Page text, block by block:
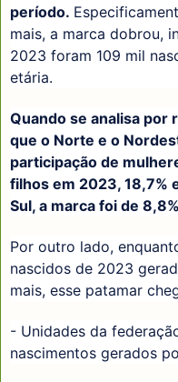
período.
mais, a marca dobrou,
2023 foram 109 mil
etária.
Quando se analisa por
que o Norte e o
participação de
filhos em 2023, 18,7%
Sul, a marca foi de
Por outro lado,
nascidos de 2023
mais, esse patamar
- Unidades da
nascimentos gerados